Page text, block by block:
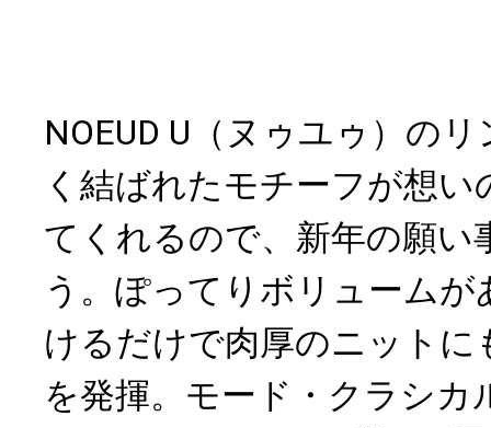
NOEUD U（ヌゥユゥ）の
く結ばれたモチーフが想
てくれるので、新年の願い
う。ぽってりボリューム
けるだけで肉厚のニットに
を発揮。モード・クラシカ